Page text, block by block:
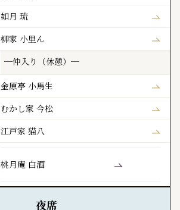
如月 琉
柳家 小里ん
─仲入り（休憩）─
金原亭 小馬生
むかし家 今松
江戸家 猫八
桃月庵 白酒
夜席